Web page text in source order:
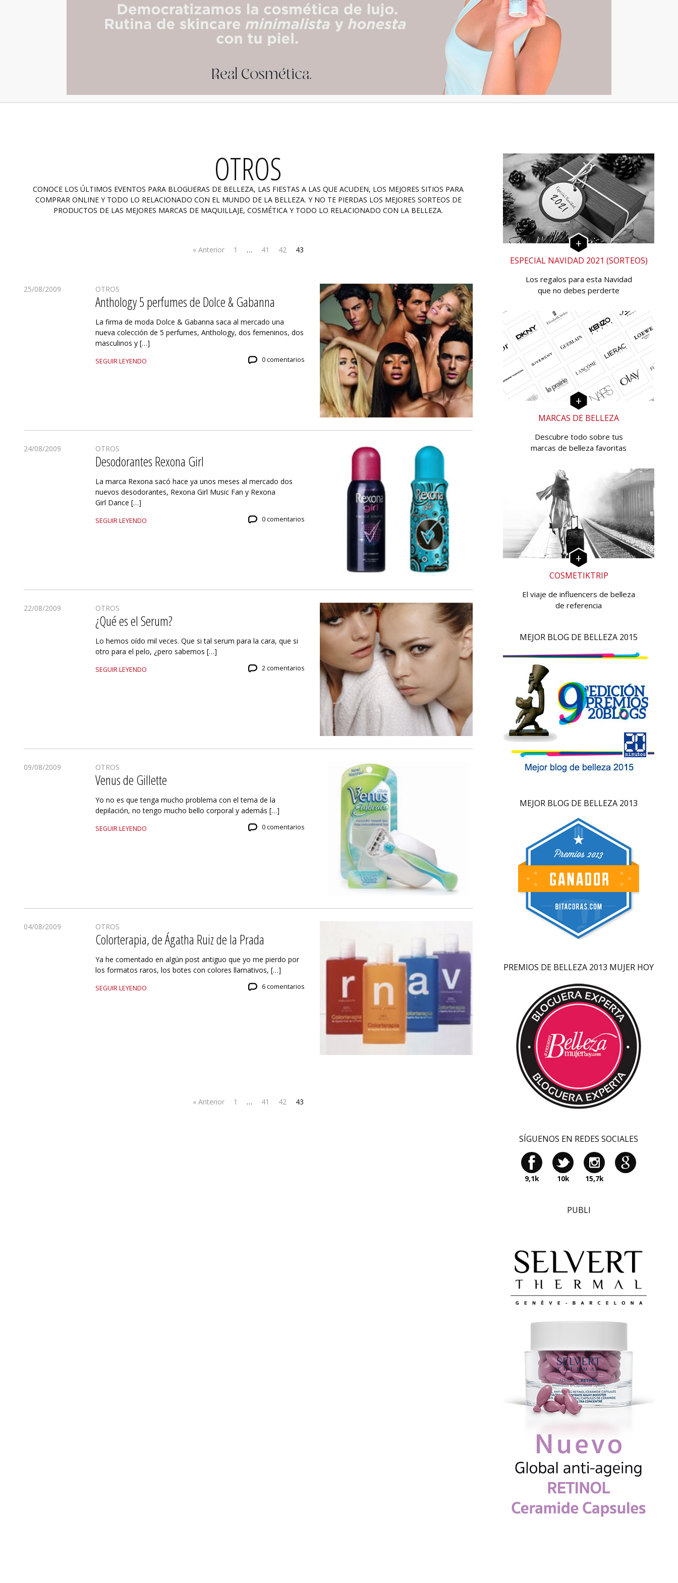
OTROS
CONOCE LOS ÚLTIMOS EVENTOS PARA BLOGUERAS DE BELLEZA, LAS FIESTAS A LAS QUE ACUDEN, LOS MEJORES SITIOS PARA
COMPRAR ONLINE Y TODO LO RELACIONADO CON EL MUNDO DE LA BELLEZA. Y NO TE PIERDAS LOS MEJORES SORTEOS DE
PRODUCTOS DE LAS MEJORES MARCAS DE MAQUILLAJE, COSMÉTICA Y TODO LO RELACIONADO CON LA BELLEZA.
« Anterior 1 … 41 42 43
25/08/2009 OTROS
Anthology 5 perfumes de Dolce & Gabanna
La firma de moda Dolce & Gabanna saca al mercado una
nueva colección de 5 perfumes, Anthology, dos femeninos, dos
masculinos y […]
SEGUIR LEYENDO 0 comentarios
24/08/2009 OTROS
Desodorantes Rexona Girl
La marca Rexona sacó hace ya unos meses al mercado dos
nuevos desodorantes, Rexona Girl Music Fan y Rexona
Girl Dance […]
SEGUIR LEYENDO 0 comentarios
22/08/2009 OTROS
¿Qué es el Serum?
Lo hemos oído mil veces. Que si tal serum para la cara, que si
otro para el pelo, ¿pero sabemos […]
SEGUIR LEYENDO 2 comentarios
09/08/2009 OTROS
Venus de Gillette
Yo no es que tenga mucho problema con el tema de la
depilación, no tengo mucho bello corporal y además […]
SEGUIR LEYENDO 0 comentarios
04/08/2009 OTROS
Colorterapia, de Ágatha Ruiz de la Prada
Ya he comentado en algún post antiguo que yo me pierdo por
los formatos raros, los botes con colores llamativos, […]
SEGUIR LEYENDO 6 comentarios
« Anterior 1 … 41 42 43
ESPECIAL NAVIDAD 2021 (SORTEOS)
Los regalos para esta Navidad
que no debes perderte
MARCAS DE BELLEZA
Descubre todo sobre tus
marcas de belleza favoritas
COSMETIKTRIP
El viaje de influencers de belleza
de referencia
MEJOR BLOG DE BELLEZA 2015
MEJOR BLOG DE BELLEZA 2013
PREMIOS DE BELLEZA 2013 MUJER HOY
SÍGUENOS EN REDES SOCIALES
9,1k 10k 15,7k
PUBLI